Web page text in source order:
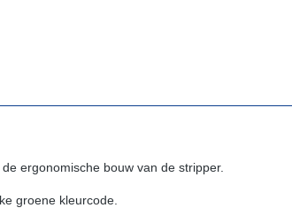
ergonomische bouw van de stripper.
groene kleurcode.